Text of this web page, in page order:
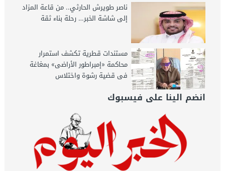
ناصر طويرش الحارثي.. من قاعة المزاد
إلى شاشة الخبر… رحلة بناء ثقة
مستندات قطرية تكشف استمرار
محاكمة «إمبراطور الأراضى» بمغاغة
فى قضية رشوة واختلاس
انضم الينا على فيسبوك